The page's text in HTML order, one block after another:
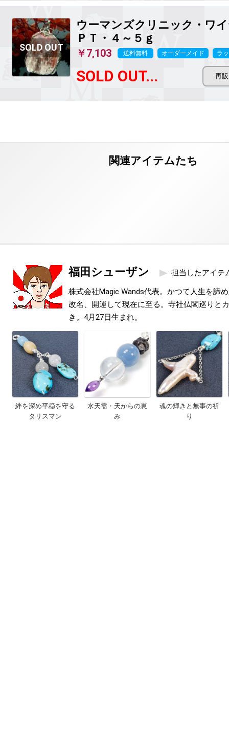
ウーマンズクリニック・ワ
ＰＴ・４～５ｇ
￥7,103 送料無料 オーダーメイド ラ
SOLD OUT...
福田シューザン 担当したアイテ
株式会社Magic Wands代表。かつて人生を諦
改名、開運して現在に至る。寺社仏閣巡りと
き。4月27日生まれ。
絆を深め平穏を守る
タリスマン
水天需・天からの恵
み
魂の輝きと無事の祈
り